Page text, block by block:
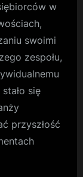
w
swoimi
zespołu,
się
przyszłość